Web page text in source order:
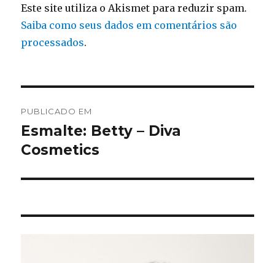
Este site utiliza o Akismet para reduzir spam.
Saiba como seus dados em comentários são
processados.
de
Post
PUBLICADO EM
Esmalte: Betty – Diva
Cosmetics